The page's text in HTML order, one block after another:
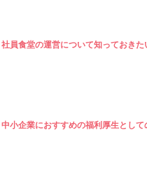
社員食堂の運営について知っておきた
中小企業におすすめの福利厚生として